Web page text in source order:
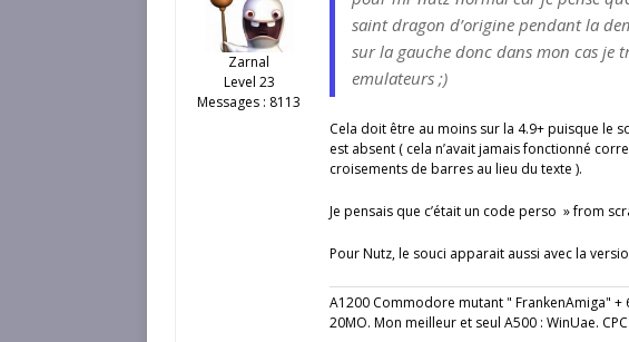
Zarnal
Level 23
Messages : 8113
saint dragon d’origine pendant la
sur la gauche donc dans mon cas je
emulateurs ;)
Cela doit être au moins sur la 4.9+ puisque le
est absent ( cela n’avait jamais fonctionné
croisements de barres au lieu du texte ).
Je pensais que c’était un code perso » from
Pour Nutz, le souci apparait aussi avec la
A1200 Commodore mutant " FrankenAmiga" +
20MO. Mon meilleur et seul A500 : WinUae.